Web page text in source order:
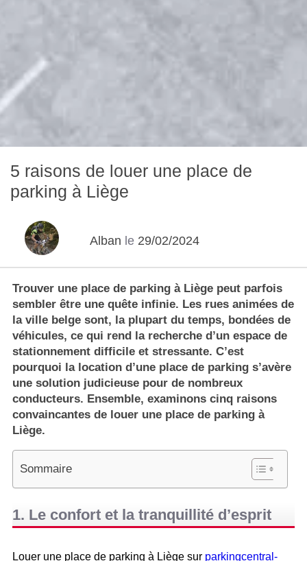
5 raisons de louer une place de
parking à Liège
Alban le 29/02/2024
Trouver une place de parking à Liège peut parfois
sembler être une quête infinie. Les rues animées de
la ville belge sont, la plupart du temps, bondées de
véhicules, ce qui rend la recherche d’un espace de
stationnement difficile et stressante. C’est
pourquoi la location d’une place de parking s’avère
une solution judicieuse pour de nombreux
conducteurs. Ensemble, examinons cinq raisons
convaincantes de louer une place de parking à
Liège.
Sommaire
1. Le confort et la tranquillité d’esprit
Louer une place de parking à Liège sur parkingcentral-